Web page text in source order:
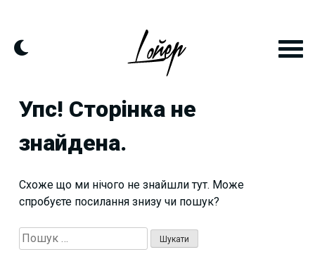
content
Упс! Сторінка не
знайдена.
Схоже що ми нічого не знайшли тут. Може
спробуєте посилання знизу чи пошук?
Пошук: